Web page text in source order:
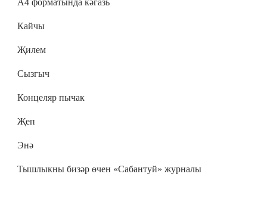
А4 форматында кәгазь
Кайчы
Җилем
Сызгыч
Концеляр пычак
Җеп
Энә
Тышлыкны бизәр өчен «Сабантуй» журналы